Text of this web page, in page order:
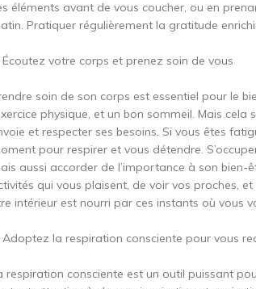
éléments avant de vous coucher, ou en
Pratiquer régulièrement la gratitude
Écoutez votre corps et prenez soin de vous
soin de son corps est essentiel pour le
physique, et un bon sommeil. Mais
et respecter ses besoins. Si vous êtes
pour respirer et vous détendre.
aussi accorder de l’importance à son
qui vous plaisent, de voir vos proches,
intérieur est nourri par ces instants où vous
Adoptez la respiration consciente pour vous
respiration consciente est un outil puissant